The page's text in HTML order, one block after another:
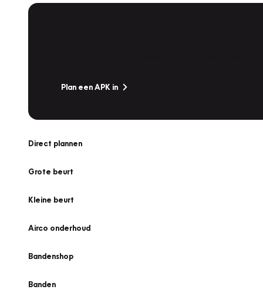
Plan een APK in
Direct plannen
Grote beurt
Kleine beurt
Airco onderhoud
Bandenshop
Banden